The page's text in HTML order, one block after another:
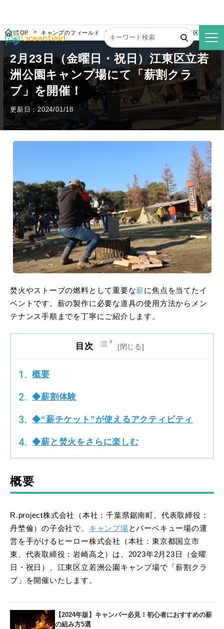
TOP キャンプのフィールド 2月23日（金曜日・祝日）江東区立若洲
2月23日（金曜日・祝日）江東区立若
洲公園キャンプ場にて「薪割クラ
ブ」を開催！
更新日：2024/01/18
焚火やストーブの燃料として重要な薪に焦点を当てたイ
ベントです。薪の製作に必要な道具の使用方法からメン
テナンス手順までを丁寧にご紹介します。
目次
概要
◆薪割体験
◆“薪チケット”が使えるアクティビティ
◆薪と焚火をさらに楽しむ
概要
R.project株式会社（本社：千葉県鋸南町、代表取締役：
丹埜倫）の子会社で、 キャンプ場とバーベキュー場の運
営を手がけるヒーロー株式会社（本社：東京都国立市
東、代表取締役：岩崎高之）は、2023年2月23日（金曜
日・祝日）、江東区立若洲公園キャンプ場で「薪割クラ
ブ」を開催いたします。
【2024年版】キャンパー必見！初心者におすすめの薪
の組み方5選